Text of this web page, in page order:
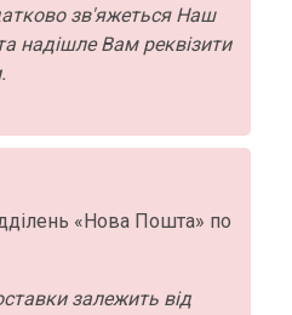
зв'яжеться Наш
надішле Вам реквізити
«Нова Пошта» по
залежить від